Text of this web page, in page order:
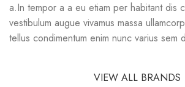
a.In tempor a a eu etiam per habitant dis
vestibulum augue vivamus massa
tellus condimentum enim nunc varius sem
VIEW ALL BRANDS